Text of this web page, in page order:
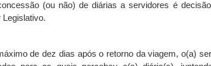
(ou não) de diárias a servidores é
Legislativo.
de dez dias após o retorno da viagem, o(a)